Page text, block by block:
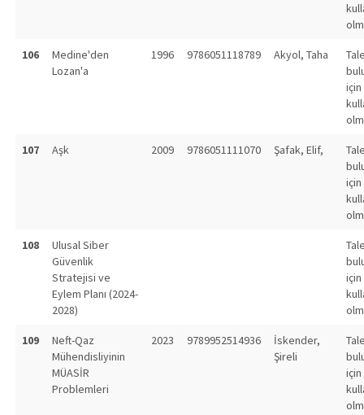
106
Medine'den
Lozan'a
1996 9786051118789 Akyol, Taha
için
107 Aşk 2009 9786051111070 Şafak, Elif,
için
108
Ulusal Siber
Güvenlik
Stratejisi ve
Eylem Planı (2024-
2028)
için
109
Neft-Qaz
Mühendisliyinin
MÜASİR
Problemleri
2023 9789952514936
İskender,
Şireli
için